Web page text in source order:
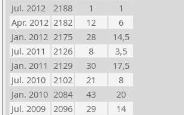
Jul. 2012
2188 1
1
Apr. 2012 2182 12
6
Jan. 2012 2175 28
14,5
Jul. 2011
2126 8
3,5
Jan. 2011 2129 30
17,5
Jul. 2010
2102 21
8
Jan. 2010 2084 43
20
Jul. 2009
2096 29
14